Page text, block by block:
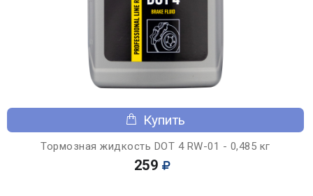
Купить
Тормозная жидкость DOT 4 RW-01 - 0,485 кг
259